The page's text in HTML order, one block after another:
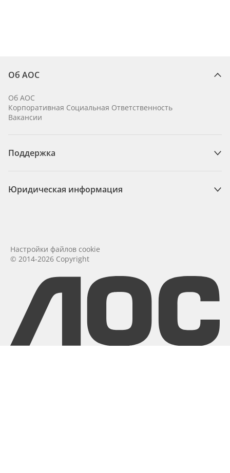
Об AOC
Об AOC
Корпоративная Социальная Ответственность
Вакансии
Поддержка
Юридическая информация
© 2014-2026 Copyright
Настройки файлов cookie